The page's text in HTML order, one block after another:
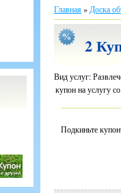
Главная» Доска
2
Вид услуг:
купон на услугу
Подкиньте